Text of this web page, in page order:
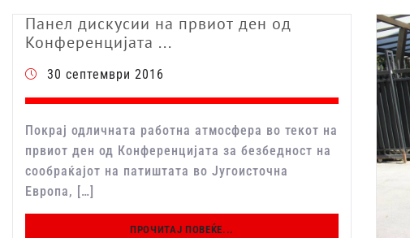
Панел дискусии на првиот ден од
Конференцијата ...
30 септември 2016
Покрај одличната работна атмосфера во текот на
првиот ден од Конференцијата за безбедност на
сообраќајот на патиштата во Југоисточна
Европа, […]
ПРОЧИТАЈ ПОВЕЌЕ...